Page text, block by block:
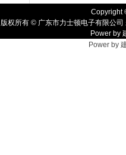
Copyright
版权所有 © 广东市力士顿电子有限公
Power by
Power by